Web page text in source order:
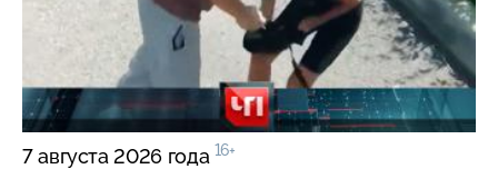
7 августа 2026 года 16+